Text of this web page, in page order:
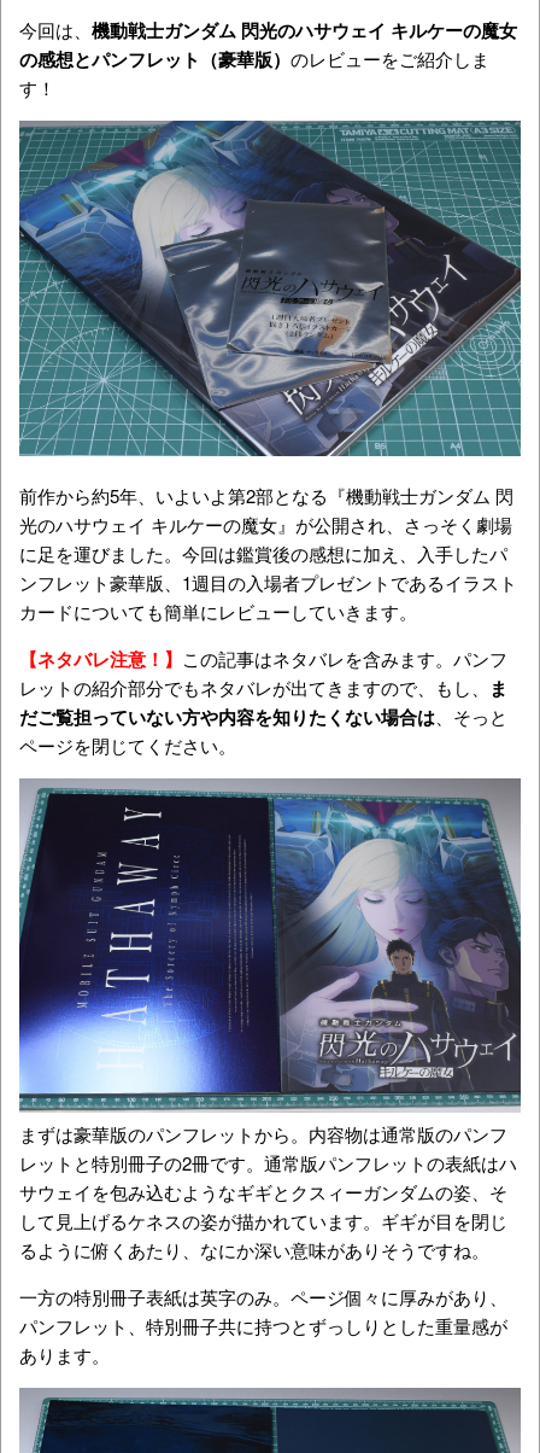
今回は、 機動戦士ガンダム 閃光のハサウェイ キルケーの魔女
の感想とパンフレット（豪華版） のレビューをご紹介しま
す！
前作から約5年、いよいよ第2部となる『機動戦士ガンダム 閃
光のハサウェイ キルケーの魔女』が公開され、さっそく劇場
に足を運びました。今回は鑑賞後の感想に加え、入手したパ
ンフレット豪華版、1週目の入場者プレゼントであるイラスト
カードについても簡単にレビューしていきます。
【ネタバレ注意！】 この記事はネタバレを含みます。パンフ
レットの紹介部分でもネタバレが出てきますので、もし、 ま
だご覧担っていない方や内容を知りたくない場合は 、そっと
ページを閉じてください。
まずは豪華版のパンフレットから。内容物は通常版のパンフ
レットと特別冊子の2冊です。通常版パンフレットの表紙はハ
サウェイを包み込むようなギギとクスィーガンダムの姿、そ
して見上げるケネスの姿が描かれています。ギギが目を閉じ
るように俯くあたり、なにか深い意味がありそうですね。
一方の特別冊子表紙は英字のみ。ページ個々に厚みがあり、
パンフレット、特別冊子共に持つとずっしりとした重量感が
あります。